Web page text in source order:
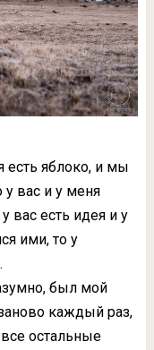
есть яблоко, и мы
вас и у меня
вас есть идея и у
ими, то у
был мой
каждый раз,
остальные